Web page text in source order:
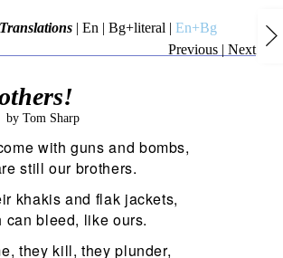
| En | Bg+literal | En+Bg
Previous | Next
by Tom Sharp
with guns and bombs,
still our brothers.
khakis and flak jackets,
can bleed, like ours.
they kill, they plunder,